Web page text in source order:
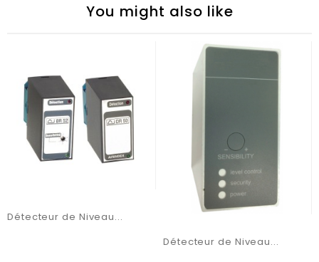
You might also like
Détecteur de Niveau...
Détecteur de Niveau...